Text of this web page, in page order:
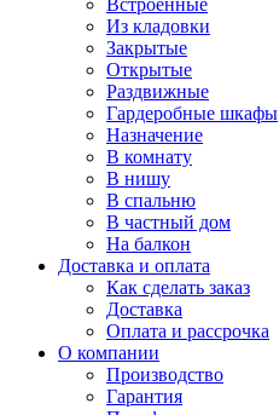
Встроенные
Из кладовки
Закрытые
Открытые
Раздвижные
Гардеробные шкафы
Назначение
В комнату
В нишу
В спальню
В частный дом
На балкон
Доставка и оплата
Как сделать заказ
Доставка
Оплата и рассрочка
О компании
Производство
Гарантия